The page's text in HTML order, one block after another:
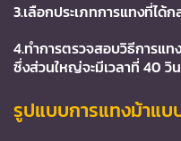
3.เลือกประเภทการแทงที่ได้ก
4.ทำการตรวจสอบวิธีการแทง
ซึ่งส่วนใหญ่จะมีเวลาที่ 40 วิ
รูปแบบการแทงม้าแบ